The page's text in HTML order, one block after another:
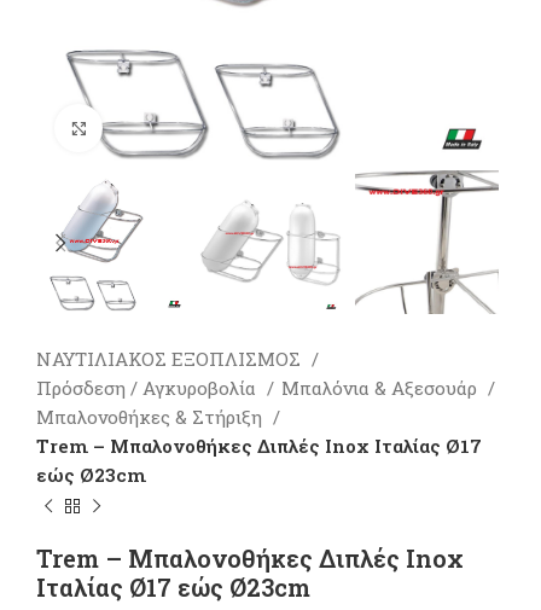
Πατήστε για μεγέθυνση
ΝΑΥΤΙΛΙΑΚΟΣ ΕΞΟΠΛΙΣΜΟΣ
Πρόσδεση / Αγκυροβολία
Μπαλόνια & Αξεσουάρ
Μπαλονοθήκες & Στήριξη
Trem – Μπαλονοθήκες Διπλές Inox Ιταλίας Ø17
εώς Ø23cm
Trem – Μπαλονοθήκες Διπλές Inox
Ιταλίας Ø17 εώς Ø23cm